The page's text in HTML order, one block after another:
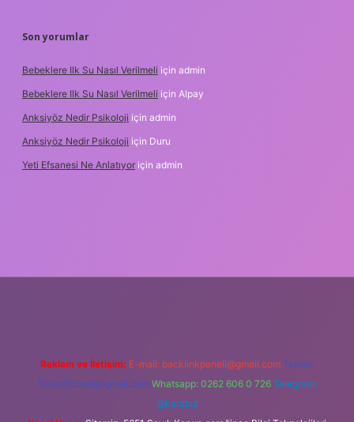
Son yorumlar
Bebeklere Ilk Su Nasıl Verilmeli için admin
Bebeklere Ilk Su Nasıl Verilmeli için Alpay
Anksiyöz Nedir Psikoloji için admin
Anksiyöz Nedir Psikoloji için Duru
Yeti Efsanesi Ne Anlatıyor için admin
Reklam ve İletişim: E-mail: backlinkpaneli@gmail.com Teams:
forumhizmeti@gmail.com Whatsapp: 0262 606 0 726 Telegram:
@karabul